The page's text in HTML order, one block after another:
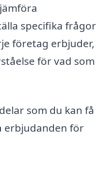
specifika frågor
företag erbjuder,
för vad som
som du kan få
erbjudanden för